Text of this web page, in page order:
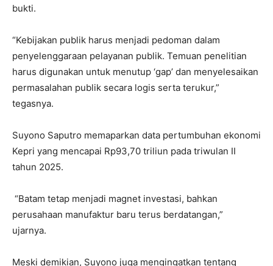
bukti.
“Kebijakan publik harus menjadi pedoman dalam
penyelenggaraan pelayanan publik. Temuan penelitian
harus digunakan untuk menutup ‘gap’ dan menyelesaikan
permasalahan publik secara logis serta terukur,”
tegasnya.
Suyono Saputro memaparkan data pertumbuhan ekonomi
Kepri yang mencapai Rp93,70 triliun pada triwulan II
tahun 2025.
“Batam tetap menjadi magnet investasi, bahkan
perusahaan manufaktur baru terus berdatangan,”
ujarnya.
Meski demikian, Suyono juga mengingatkan tentang